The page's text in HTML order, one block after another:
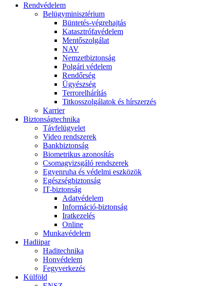
Rendvédelem
Belügyminisztérium
Büntetés-végrehajtás
Katasztrófavédelem
Mentőszolgálat
NAV
Nemzetbiztonság
Polgári védelem
Rendőrség
Ügyészség
Terrorelhárítás
Titkosszolgálatok és hírszerzés
Karrier
Biztonságtechnika
Távfelügyelet
Video rendszerek
Bankbiztonság
Biometrikus azonosítás
Csomagvizsgáló rendszerek
Egyenruha és védelmi eszközök
Egészségbiztonság
IT-biztonság
Adatvédelem
Információ-biztonság
Iratkezelés
Online
Munkavédelem
Hadiipar
Haditechnika
Honvédelem
Fegyverkezés
Külföld